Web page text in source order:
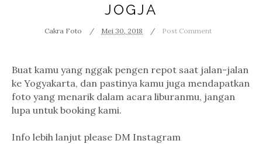
JOGJA
Cakra Foto Mei 30, 2018 Post Comment
Buat kamu yang nggak pengen repot saat jalan-jalan
ke Yogyakarta, dan pastinya kamu juga mendapatkan
foto yang menarik dalam acara liburanmu, jangan
lupa untuk booking kami.
Info lebih lanjut please DM Instagram